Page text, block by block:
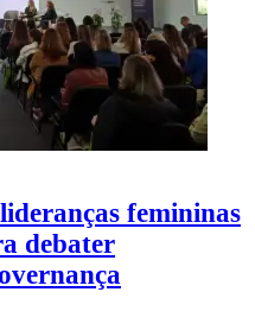
femininas
debater